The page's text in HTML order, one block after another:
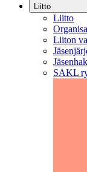
Liitto
Liitto
Liiton
SAKL